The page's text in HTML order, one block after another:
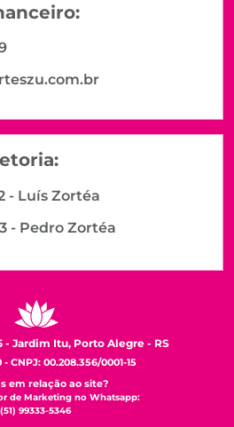
- Luís Zortéa
- Pedro Zortéa
- Jardim Itu, Porto Alegre - RS
- CNPJ: 00.208.356/0001-15
em relação ao site?
de Marketing no Whatsapp:
(51) 99333-5346